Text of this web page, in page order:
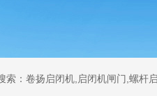
索：卷扬启闭机,启闭机闸门,螺杆